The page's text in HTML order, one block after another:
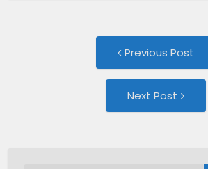
navigation
Previous Post
Next Post